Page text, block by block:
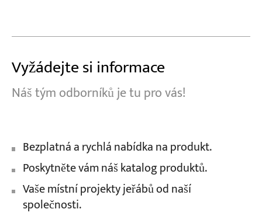
Vyžádejte si informace
Náš tým odborníků je tu pro vás!
Bezplatná a rychlá nabídka na produkt.
Poskytněte vám náš katalog produktů.
Vaše místní projekty jeřábů od naší
společnosti.